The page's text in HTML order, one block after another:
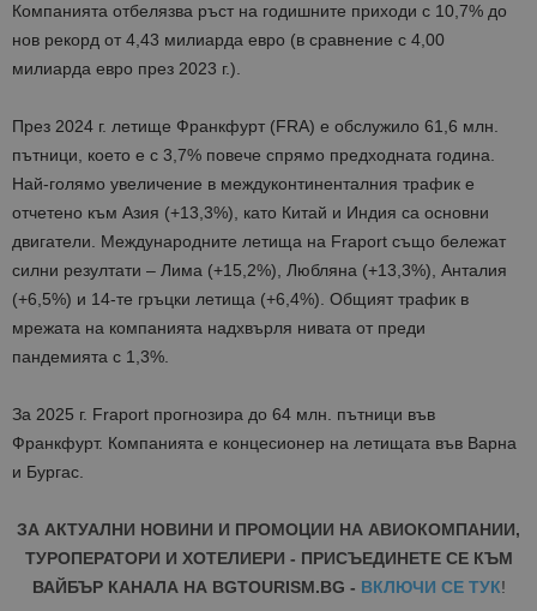
Компанията отбелязва ръст на годишните приходи с 10,7% до
нов рекорд от 4,43 милиарда евро (в сравнение с 4,00
милиарда евро през 2023 г.).
През 2024 г. летище Франкфурт (FRA) е обслужило 61,6 млн.
пътници, което е с 3,7% повече спрямо предходната година.
Най-голямо увеличение в междуконтиненталния трафик е
отчетено към Азия (+13,3%), като Китай и Индия са основни
двигатели. Международните летища на Fraport също бележат
силни резултати – Лима (+15,2%), Любляна (+13,3%), Анталия
(+6,5%) и 14-те гръцки летища (+6,4%). Общият трафик в
мрежата на компанията надхвърля нивата от преди
пандемията с 1,3%.
За 2025 г. Fraport прогнозира до 64 млн. пътници във
Франкфурт. Компанията е концесионер на летищата във Варна
и Бургас.
ЗА АКТУАЛНИ НОВИНИ И ПРОМОЦИИ НА АВИОКОМПАНИИ,
ТУРОПЕРАТОРИ И ХОТЕЛИЕРИ - ПРИСЪЕДИНЕТЕ СЕ КЪМ
ВАЙБЪР КАНАЛА НА BGTOURISM.BG - ВКЛЮЧИ СЕ ТУК!